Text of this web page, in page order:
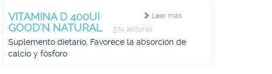
Leer más
VITAMINA D 400UI
GOOD'N NATURAL
574 lecturas
Suplemento dietario, Favorece la absorción de
calcio y fósforo